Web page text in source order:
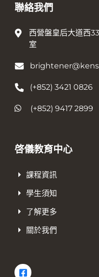
聯絡我們
西營盤皇后大道西
室
(+852) 3421 0826
(+852) 9417 2899
啓儀教育中心
課程資訊
學生須知
了解更多
關於我們